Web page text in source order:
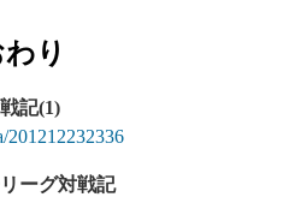
り
記(1)
201212232336
ーグ対戦記